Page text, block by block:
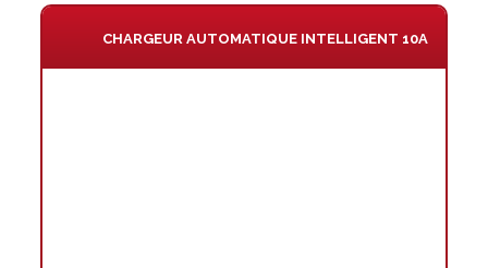
CHARGEUR AUTOMATIQUE INTELLIGENT 10A